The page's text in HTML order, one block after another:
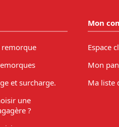
remorque
et surcharge.
une
?
Mon
Espace
Mon
Ma liste